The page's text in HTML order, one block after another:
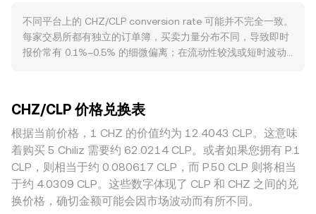
则、交易所上新或下架与信息披露要求，以及对加密资产分类
的监管立场调整，都可能引发 CHZ 定价的快速再平衡。技术
层面，合约市场的资金费率正负变化会放大多空一侧的持仓成
与提币、流动性池头部做市资金的迁移，都会在短期内改变盘
口深度与滑点，从而影响 CHZ/CLP 的即时报价。
而提供更具代表性的跨市场参考。对于单笔换算，计算很直
接：以 CHZ/CLP conversion rate 计，CLP 价值 = CHZ 数量
× rate，反之 CHZ 数量 = CLP 价值 ÷ rate。在链上，若 CHZ
量，价格近似为 y/x；当大额换单使储备比率变化时，价格会
沿曲线滑动，导致实际成交与中心化订单簿报价存在差异。综
合来看，中心化交易所的最新成交与盘口结构决定了即时价
格，而跨平台的 VWAP 与链上 AMM 曲线为换算提供了更完整
的参考框架。
不同平台上的 CHZ/CLP conversion rate 可能并不完全一致。
每家交易所都有独立的订单簿，买卖力量分布不同，导致即时
报价常有 0.1%–0.5% 的细微偏离；在流动性较浅或短时波动
价：对于 CHZ 这类与体育粉丝代币生态关联度高的资产，某
些地区在上币、营销或投资者适当性方面的要求不同，可能影
响当地平台的流入与成交结构；而以 CLP 计价的平台，还会受
到本地结算通道与费用结构的影响。许多平台的 CHZ/CLP 实
际上由 CHZ/USDT 与 USDT/CLP 的两段定价传导而来，
USDT 相对 CLP 的轻微溢折价会传导进最终的 CHZ/CLP 报
价。跨平台套利有助于收敛价差，但受限于撮合速度、链上转
CHZ/CLP 价格兑换表
根据当前价格，1 CHZ 的价值约为 12.4043 CLP。这意味
着购买 5 Chiliz 需要约 62.0214 CLP。或者如果您拥有 P.1
CLP，则相当于约 0.080617 CLP，而 P.50 CLP 则将相当
于约 4.0309 CLP。这些数字体现了 CLP 和 CHZ 之间的兑
换价格，确切金额可能会因市场波动而有所不同。